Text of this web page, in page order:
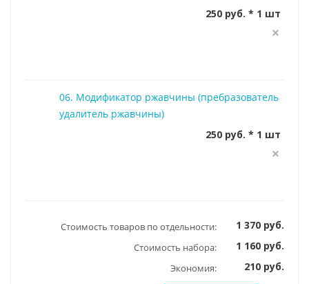
250 руб. * 1 шт
06. Модификатор ржавчины (пребразователь
удалитель ржавчины)
250 руб. * 1 шт
Стоимость товаров по отдельности: 1 370 руб.
Стоимость набора: 1 160 руб.
Экономия: 210 руб.